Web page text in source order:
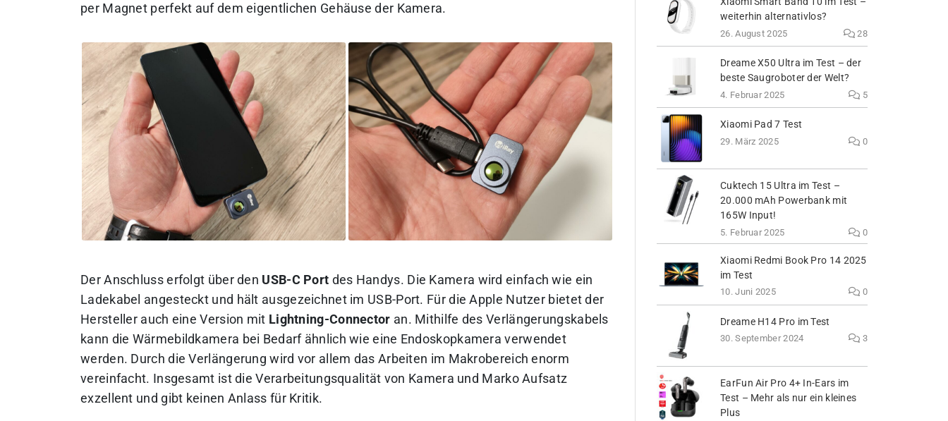
per Magnet perfekt auf dem eigentlichen Gehäuse der Kamera.
Der Anschluss erfolgt über den USB-C Port des Handys. Die Kamera wird einfach wie ein
Ladekabel angesteckt und hält ausgezeichnet im USB-Port. Für die Apple Nutzer bietet der
Hersteller auch eine Version mit Lightning-Connector an. Mithilfe des Verlängerungskabels
kann die Wärmebildkamera bei Bedarf ähnlich wie eine Endoskopkamera verwendet
werden. Durch die Verlängerung wird vor allem das Arbeiten im Makrobereich enorm
vereinfacht. Insgesamt ist die Verarbeitungsqualität von Kamera und Marko Aufsatz
exzellent und gibt keinen Anlass für Kritik.
weiterhin alternativlos?
26. August 2025 28
Dreame X50 Ultra im Test – der
beste Saugroboter der Welt?
4. Februar 2025 5
Xiaomi Pad 7 Test
29. März 2025 0
Cuktech 15 Ultra im Test –
20.000 mAh Powerbank mit
165W Input!
5. Februar 2025 0
Xiaomi Redmi Book Pro 14 2025
im Test
10. Juni 2025 0
Dreame H14 Pro im Test
30. September 2024 3
EarFun Air Pro 4+ In-Ears im
Test – Mehr als nur ein kleines
Plus